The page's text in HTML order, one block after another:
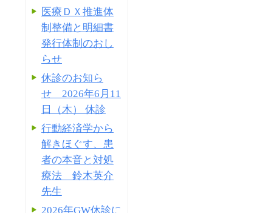
医療ＤＸ推進体
制整備と明細書
発⾏体制のおし
らせ
休診のお知ら
せ 2026年6月11
日（木） 休診
行動経済学から
解きほぐす、患
者の本音と対処
療法 鈴木英介
先生
2026年GW休診に